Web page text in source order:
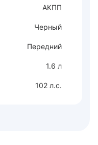
АКПП
Черный
Передний
1.6 л
102 л.с.